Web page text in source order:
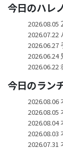
今日のハレ
2026.08.05
2026.07.22
2026.06.27
2026.06.24
2026.06.22
今日のラン
2026.08.06
2026.08.05
2026.08.04
2026.08.03
2026.07.31